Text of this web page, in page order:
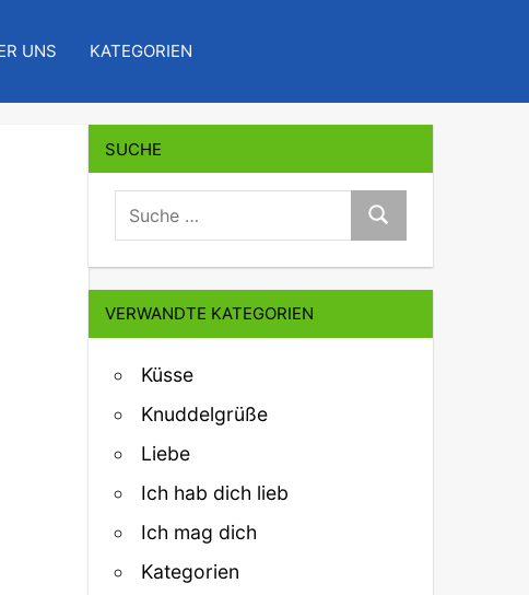
UNS KATEGORIEN
SUCHE
suche:
Suche
VERWANDTE KATEGORIEN
Küsse
Knuddelgrüße
Liebe
Ich hab dich lieb
Ich mag dich
Kategorien